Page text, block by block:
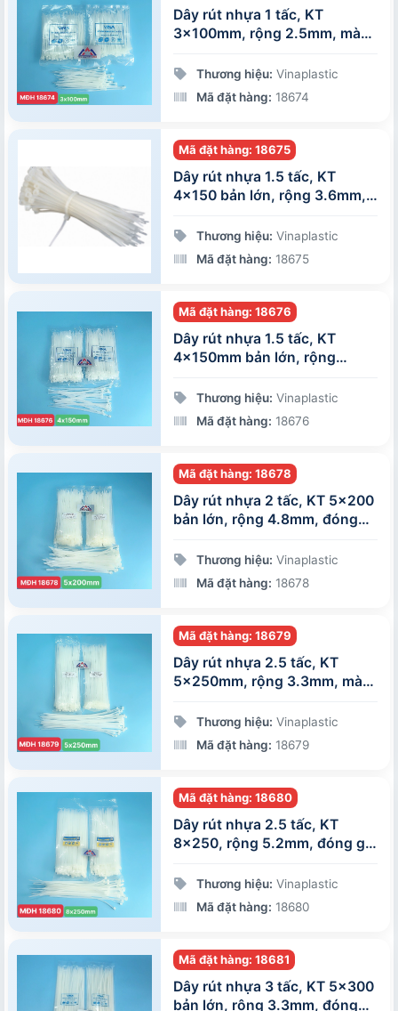
Dây rút nhựa 1 tấc, KT
3x100mm, rộng 2.5mm, màu
Thương hiệu: Vinaplastic
Mã đặt hàng: 18674
Mã đặt hàng: 18675
Dây rút nhựa 1.5 tấc, KT
4x150 bản lớn, rộng 3.6mm,
Thương hiệu: Vinaplastic
Mã đặt hàng: 18675
Mã đặt hàng: 18676
Dây rút nhựa 1.5 tấc, KT
4x150mm bản lớn, rộng
100 sợi/gói
Thương hiệu: Vinaplastic
Mã đặt hàng: 18676
Mã đặt hàng: 18678
Dây rút nhựa 2 tấc, KT 5x200
bản lớn, rộng 4.8mm, đóng
Thương hiệu: Vinaplastic
Mã đặt hàng: 18678
Mã đặt hàng: 18679
Dây rút nhựa 2.5 tấc, KT
5x250mm, rộng 3.3mm, màu
Thương hiệu: Vinaplastic
Mã đặt hàng: 18679
Mã đặt hàng: 18680
Dây rút nhựa 2.5 tấc, KT
8x250, rộng 5.2mm, đóng gói
Thương hiệu: Vinaplastic
Mã đặt hàng: 18680
Mã đặt hàng: 18681
Dây rút nhựa 3 tấc, KT 5x300
bản lớn, rộng 3.3mm, đóng